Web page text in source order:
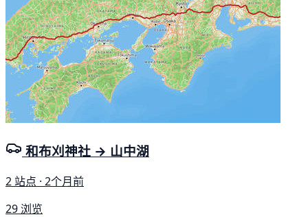
和布刈神社 → 山中湖
2 站点 · 2个月前
29 浏览